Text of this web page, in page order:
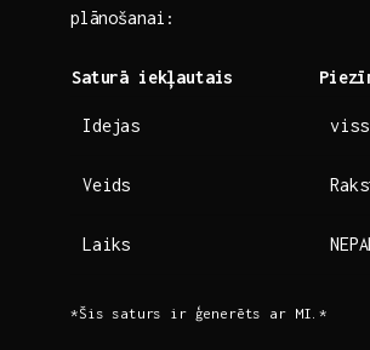
⁢plānošanai:
Saturā iekļautais
Idejas
Veids
Laiks
*Šis saturs ir ģenerēts ar ‍MI.*